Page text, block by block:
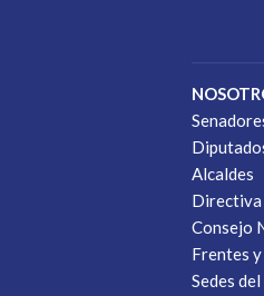
Alcaldes
Directiva
Consejo
Frentes
Sedes